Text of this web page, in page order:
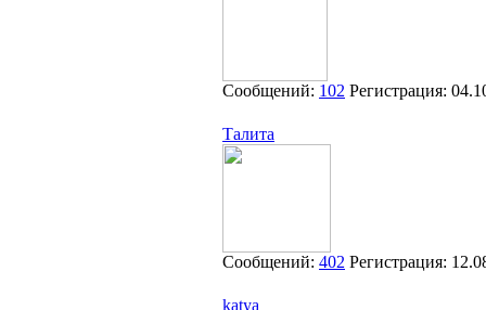
Сообщений: 102 Регистрация:
Талита
Сообщений: 402 Регистрация:
katya